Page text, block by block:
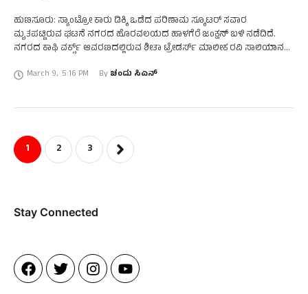
ಹುಣಸೂರು: ಸ್ಯಾಂಟ್ರೋ ಕಾರು ಡಿಕ್ಕಿ ಒಡೆದ ಪರಿಣಾಮ ಸ್ಕೂಟರ್ ಸವಾರ
ಮೃತಪಟ್ಟಿರುವ ಘಟನೆ ನಗರದ ಹೊರವಲಯದ ಹಾಳಗೆರೆ ಜಂಕ್ಷನ್ ಬಳಿ ನಡೆದಿದೆ.
ನಗರದ ಕಾಫಿ ವರ್ಕ್ಸ್ ಆವರಣದಲ್ಲಿರುವ ಶೀತಾ ಟ್ರೇಡರ್ಸ್ ಮಾಲೀಕ ರವಿ ಸಾಲಿಯಾನ
March 9, 5:16 PM By ಚಂದು ಸಿಎನ್
1 2 3
Stay Connected​